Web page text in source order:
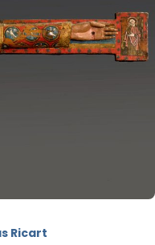
Ricart